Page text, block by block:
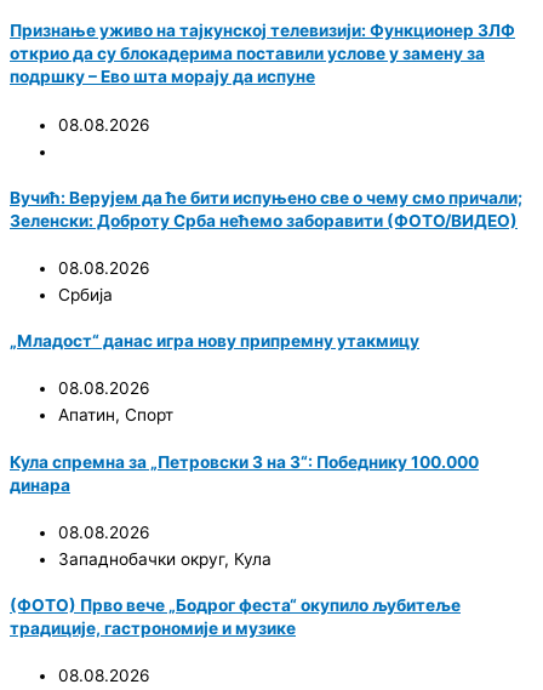
Признање уживо на тајкунској телевизији: Функционер ЗЛФ
открио да су блокадерима поставили услове у замену за
подршку – Ево шта морају да испуне
08.08.2026
Вучић: Верујем да ће бити испуњено све о чему смо причали;
Зеленски: Доброту Срба нећемо заборавити (ФОТО/ВИДЕО)
08.08.2026
Србија
„Младост“ данас игра нову припремну утакмицу
08.08.2026
Апатин, Спорт
Кула спремна за „Петровски 3 на 3“: Победнику 100.000
динара
08.08.2026
Западнобачки округ, Кула
(ФОТО) Прво вече „Бодрог феста“ окупило љубитеље
традиције, гастрономије и музике
08.08.2026